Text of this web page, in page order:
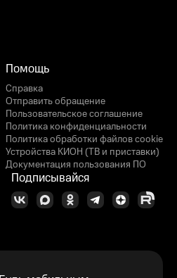
Помощь
Справка
Отправить обращение
Пользовательское соглашение
Политика конфиденциальности
Политика обработки файлов cookie
Устройства КИОН (ТВ и приставки)
Документация пользования ПО
Подписывайся